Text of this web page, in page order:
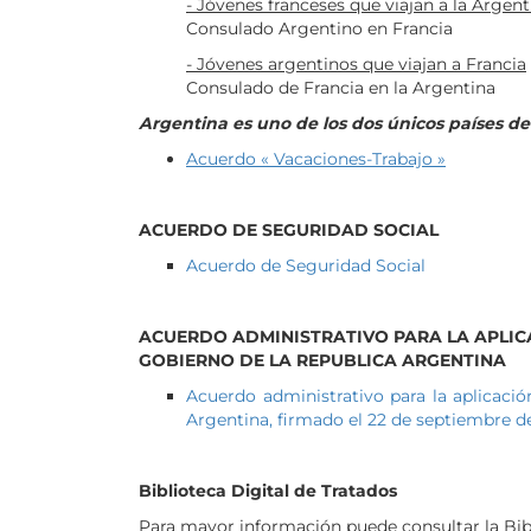
Consulado Argentino en Francia
- Jóvenes argentinos que viajan a Francia
Consulado de Francia en la Argentina
Argentina es uno de los dos únicos países
Acuerdo « Vacaciones-Trabajo »
ACUERDO DE SEGURIDAD SOCIAL
Acuerdo de Seguridad Social
ACUERDO ADMINISTRATIVO PARA LA
GOBIERNO DE LA REPUBLICA ARGENTINA
Acuerdo administrativo para la
Argentina, firmado el 22 de septiembre
Biblioteca Digital de Tratados
Para mayor información puede consultar la